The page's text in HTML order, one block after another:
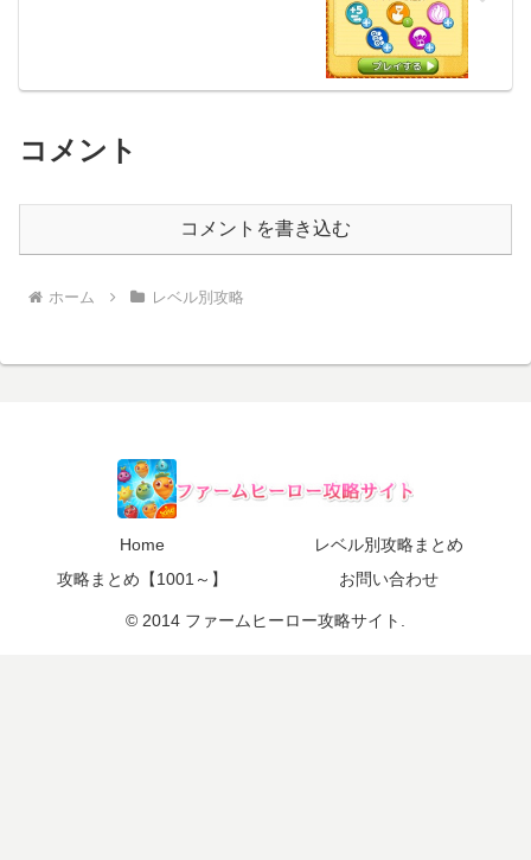
コメント
コメントを書き込む
ホーム レベル別攻略
Home
レベル別攻略まとめ
攻略まとめ【1001～】
お問い合わせ
© 2014 ファームヒーロー攻略サイト.